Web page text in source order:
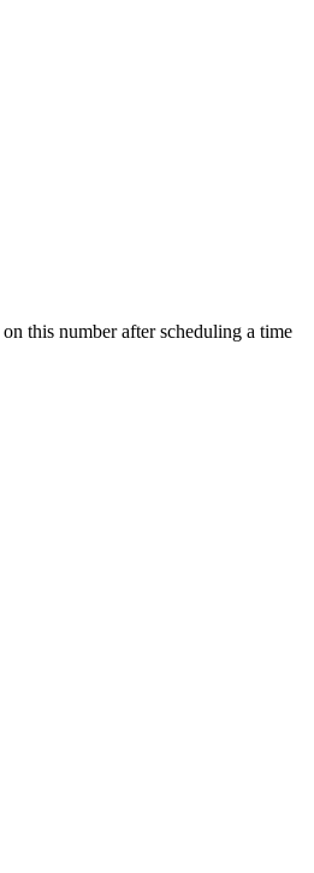
this number after scheduling a time